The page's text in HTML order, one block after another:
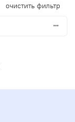
очистить фильтр